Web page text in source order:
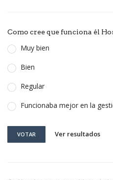
Como cree que funciona él
Muy bien
Bien
Regular
Funcionaba mejor en la
VOTAR Ver resultados